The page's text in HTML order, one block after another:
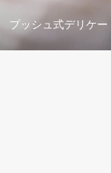
プッシュ式デリケ